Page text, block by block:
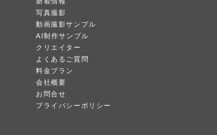
写真撮影
動画撮影サンプル
AI制作サンプル
クリエイター
よくあるご質問
料金プラン
会社概要
お問合せ
プライバシーポリシー